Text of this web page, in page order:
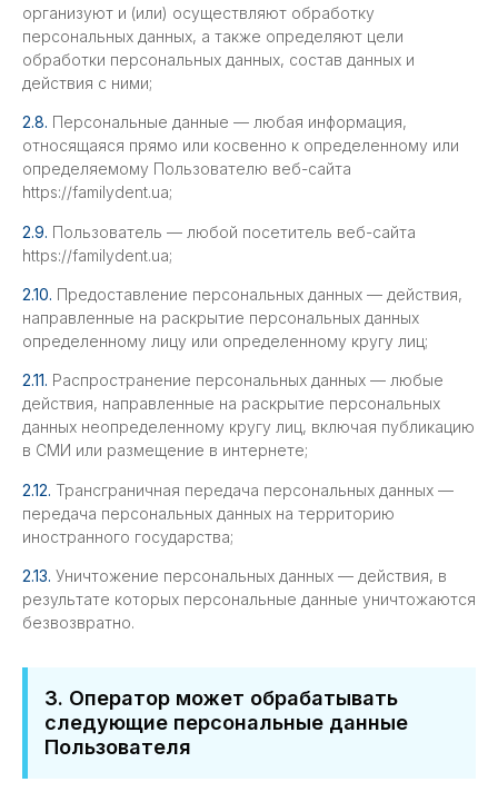
организуют и (или) осуществляют обработку
персональных данных, а также определяют цели
обработки персональных данных, состав данных и
действия с ними;
2.8. Персональные данные — любая информация,
относящаяся прямо или косвенно к определенному или
определяемому Пользователю веб-сайта
https://familydent.ua;
2.9. Пользователь — любой посетитель веб-сайта
https://familydent.ua;
2.10. Предоставление персональных данных — действия,
направленные на раскрытие персональных данных
определенному лицу или определенному кругу лиц;
2.11. Распространение персональных данных — любые
действия, направленные на раскрытие персональных
данных неопределенному кругу лиц, включая публикацию
в СМИ или размещение в интернете;
2.12. Трансграничная передача персональных данных —
передача персональных данных на территорию
иностранного государства;
2.13. Уничтожение персональных данных — действия, в
результате которых персональные данные уничтожаются
безвозвратно.
3. Оператор может обрабатывать
следующие персональные данные
Пользователя